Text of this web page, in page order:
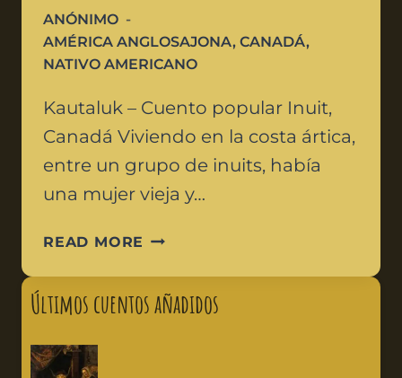
ANÓNIMO
AMÉRICA ANGLOSAJONA, CANADÁ,
NATIVO AMERICANO
Kautaluk – Cuento popular Inuit,
Canadá Viviendo en la costa ártica,
entre un grupo de inuits, había
una mujer vieja y…
READ MORE
Últimos cuentos añadidos